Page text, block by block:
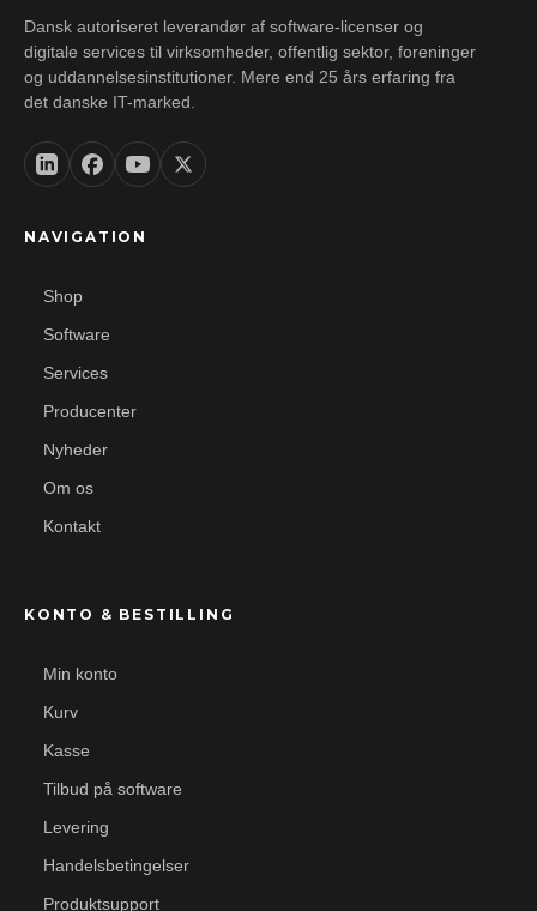
Dansk autoriseret leverandør af software-licenser og
digitale services til virksomheder, offentlig sektor, foreninger
og uddannelsesinstitutioner. Mere end 25 års erfaring fra
det danske IT-marked.
NAVIGATION
Shop
Software
Services
Producenter
Nyheder
Om os
Kontakt
KONTO & BESTILLING
Min konto
Kurv
Kasse
Tilbud på software
Levering
Handelsbetingelser
Produktsupport